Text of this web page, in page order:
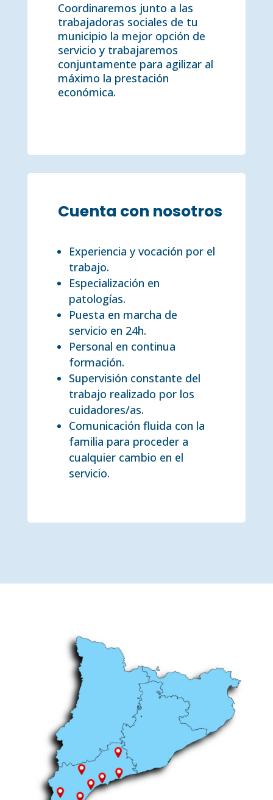
Coordinaremos junto a las
trabajadoras sociales de tu
municipio la mejor opción de
servicio y trabajaremos
conjuntamente para agilizar al
máximo la prestación
económica.
Cuenta con nosotros
Experiencia y vocación por el
trabajo.
Especialización en
patologías.
Puesta en marcha de
servicio en 24h.
Personal en continua
formación.
Supervisión constante del
trabajo realizado por los
cuidadores/as.
Comunicación fluida con la
familia para proceder a
cualquier cambio en el
servicio.